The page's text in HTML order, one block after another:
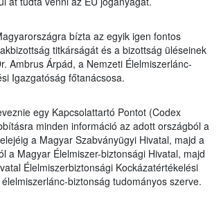
bízta az egyik igen fontos
titkárságát és a bizottság üléseinek
Ambrus Árpád, a Nemzeti Élelmiszerlánc-
Igazgatóság főtanácsosa.
egy Kapcsolattartó Pontot (Codex
minden információ az adott országból a
a Magyar Szabványügyi Hivatal, majd a
a Magyar Élelmiszer-biztonsági Hivatal, majd
Élelmiszerbiztonsági Kockázatértékelési
biztonság tudományos szerve.